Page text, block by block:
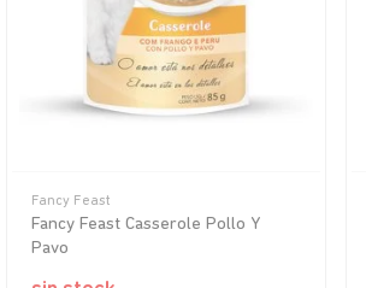
Fancy Feast
Fancy Feast Casserole Pollo Y
Pavo